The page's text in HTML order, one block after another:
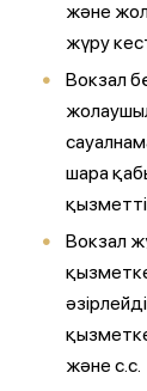
және
жүру
Вокзал
шара
Вокзал
және с.с.